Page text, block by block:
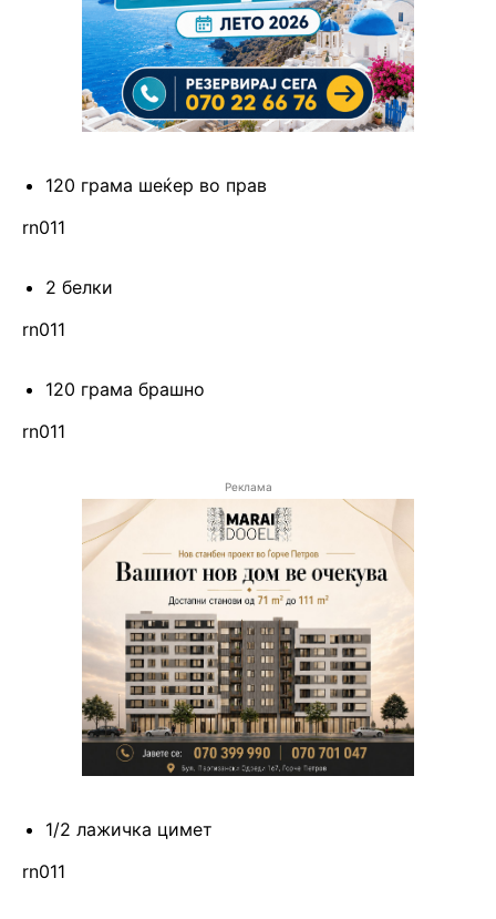
120 грама шеќер во прав
rn011
2 белки
rn011
120 грама брашно
rn011
Реклама
1/2 лажичка цимет
rn011